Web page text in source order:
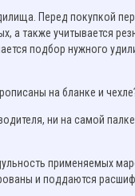
Перед покупкой
а также учитывается
подбор нужного
на бланке и
ни на самой
применяемых
и поддаются